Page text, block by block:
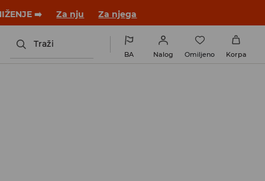
outfitu! Za nju Za njega
Traži
BA Nalog Omiljeno Korpa